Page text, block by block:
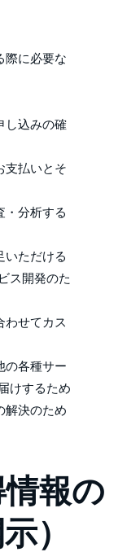
際に必要な
し込みの確
支払いとそ
・分析する
いただける
ス開発のた
わせてカス
の各種サー
けするため
解決のため
報の
）